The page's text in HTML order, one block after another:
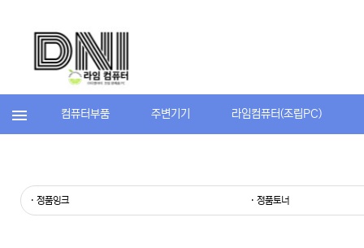
컴퓨터부품 주변기기 라임컴퓨터(조립PC)
· 정품잉크 · 정품토너